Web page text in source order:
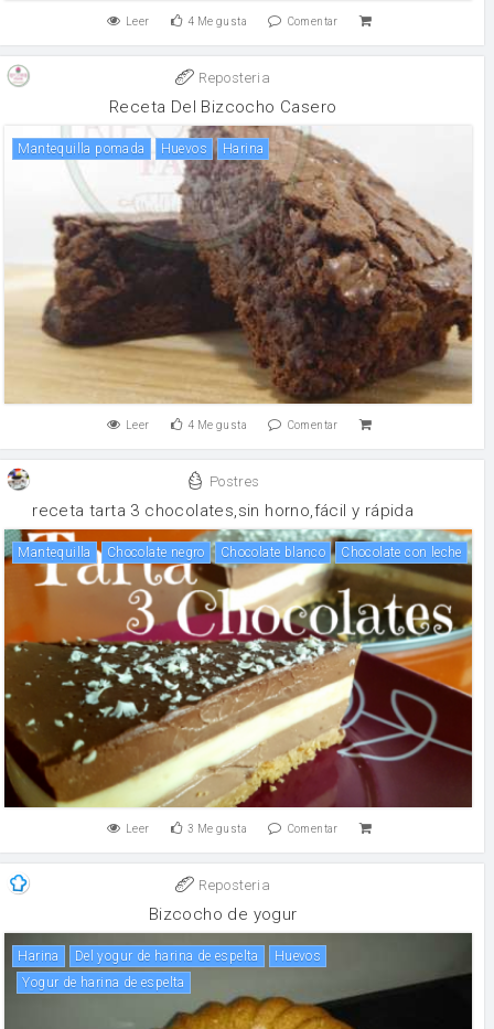
Leer 4 Me gusta Comentar
Reposteria
Receta Del Bizcocho Casero
Mantequilla pomada huevos harina
Leer 4 Me gusta Comentar
Postres
receta tarta 3 chocolates,sin horno,fácil y rápida
mantequilla chocolate negro Chocolate blanco Chocolate con leche
Leer 3 Me gusta Comentar
Reposteria
Bizcocho de yogur
harina del yogur de harina de espelta
huevos
yogur de harina de espelta